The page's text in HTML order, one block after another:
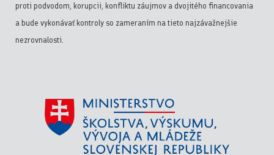
proti podvodom, korupcii, konfliktu záujmov a dvojitého financovania
a bude vykonávať kontroly so zameraním na tieto najzávažnejšie
nezrovnalosti.